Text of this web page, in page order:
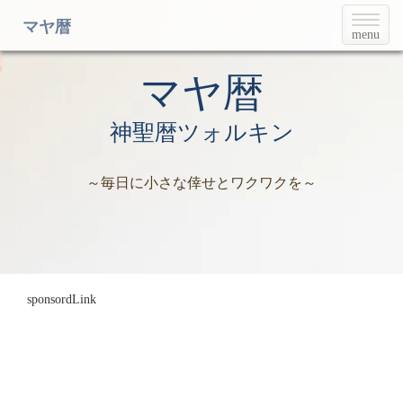
T
o
g
menu
マヤ暦
マヤ暦
神聖暦ツォルキン
～毎日に小さな倖せとワクワクを～
sponsordLink